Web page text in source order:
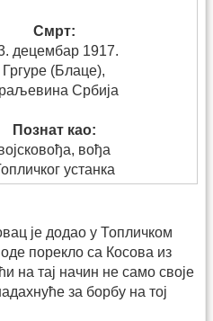
Смрт:
децембар 1917.
Гргуре (Блаце),
Србија
Познат као:
вођа
устанка
је додао у Топличком
порекло са Косова из
на тај начин не само своје
за борбу на тој